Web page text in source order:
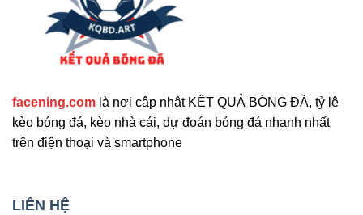
Ngoài các tính năng chính, trang web còn cung
cấp nhiều công cụ hỗ trợ khác. Những tính năng
mở rộng nổi bật mà bạn không nên bỏ qua. Chúng
facening.com là nơi cập nhật KẾT QUẢ BÓNG ĐÁ, tỷ lệ
kèo bóng đá, kèo nhà cái, dự đoán bóng đá nhanh nhất
trên điện thoại và smartphone
LIÊN HỆ